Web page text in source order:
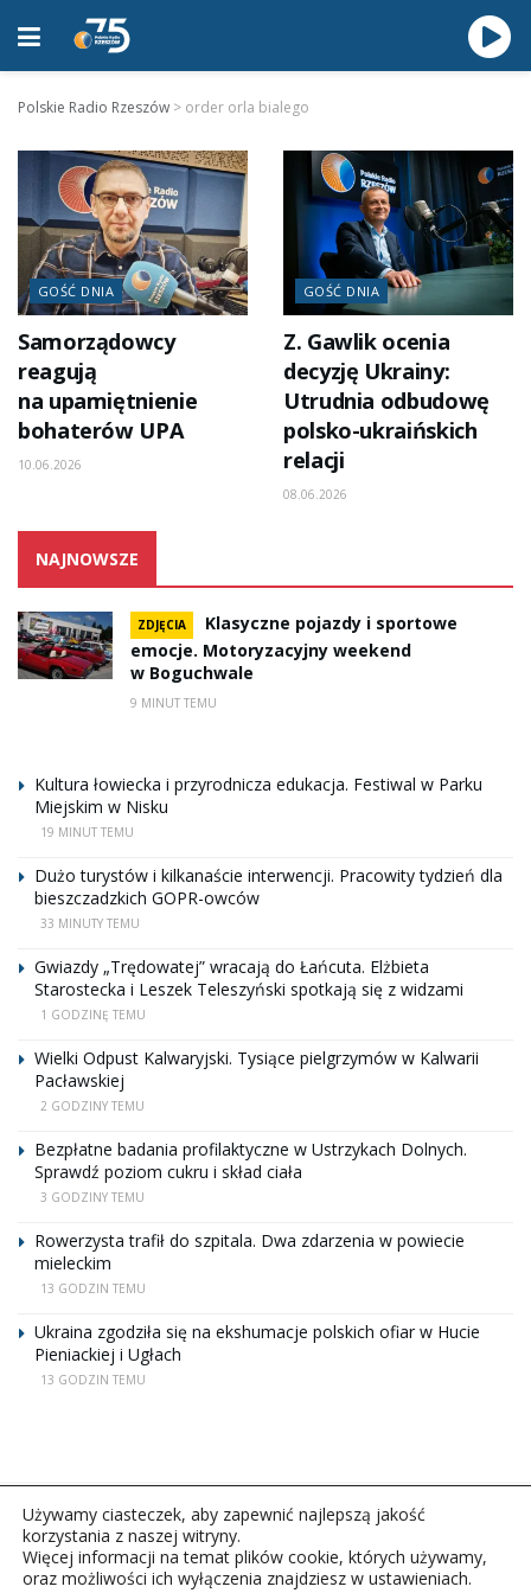
Polskie Radio Rzeszów > order orla bialego
GOŚĆ DNIA
Samorządowcy
reagują
na upamiętnienie
bohaterów UPA
10.06.2026
GOŚĆ DNIA
Z. Gawlik ocenia
decyzję Ukrainy:
Utrudnia odbudowę
polsko-ukraińskich
relacji
08.06.2026
NAJNOWSZE
ZDJĘCIA
Klasyczne pojazdy i sportowe
emocje. Motoryzacyjny weekend
w Boguchwale
9 MINUT TEMU
Kultura łowiecka i przyrodnicza edukacja. Festiwal w Parku
Miejskim w Nisku
19 MINUT TEMU
Dużo turystów i kilkanaście interwencji. Pracowity tydzień dla
bieszczadzkich GOPR-owców
33 MINUTY TEMU
Gwiazdy „Trędowatej” wracają do Łańcuta. Elżbieta
Starostecka i Leszek Teleszyński spotkają się z widzami
1 GODZINĘ TEMU
Wielki Odpust Kalwaryjski. Tysiące pielgrzymów w Kalwarii
Pacławskiej
2 GODZINY TEMU
Bezpłatne badania profilaktyczne w Ustrzykach Dolnych.
Sprawdź poziom cukru i skład ciała
3 GODZINY TEMU
Rowerzysta trafił do szpitala. Dwa zdarzenia w powiecie
mieleckim
13 GODZIN TEMU
Ukraina zgodziła się na ekshumacje polskich ofiar w Hucie
Pieniackiej i Ugłach
13 GODZIN TEMU
Używamy ciasteczek, aby zapewnić najlepszą jakość
korzystania z naszej witryny.
Więcej informacji na temat plików cookie, których używamy,
oraz możliwości ich wyłączenia znajdziesz w ustawieniach.